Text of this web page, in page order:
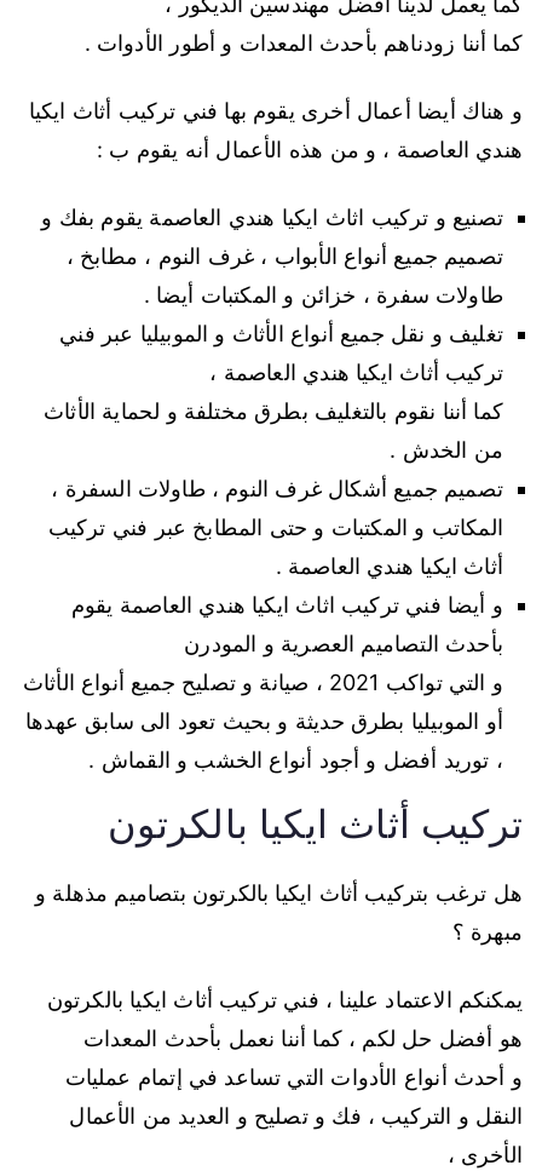
كما أننا زودناهم بأحدث المعدات و أطور الأدوات .
و هناك أيضا أعمال أخرى يقوم بها فني تركيب أثاث ايكيا
هندي العاصمة ، و من هذه الأعمال أنه يقوم ب :
تصنيع و تركيب اثاث ايكيا هندي العاصمة يقوم بفك و
تصميم جميع أنواع الأبواب ، غرف النوم ، مطابخ ،
طاولات سفرة ، خزائن و المكتبات أيضا .
تغليف و نقل جميع أنواع الأثاث و الموبيليا عبر فني
تركيب أثاث ايكيا هندي العاصمة ،
كما أننا نقوم بالتغليف بطرق مختلفة و لحماية الأثاث
من الخدش .
تصميم جميع أشكال غرف النوم ، طاولات السفرة ،
المكاتب و المكتبات و حتى المطابخ عبر فني تركيب
أثاث ايكيا هندي العاصمة .
و أيضا فني تركيب اثاث ايكيا هندي العاصمة يقوم
بأحدث التصاميم العصرية و المودرن
و التي تواكب 2021 ، صيانة و تصليح جميع أنواع الأثاث
أو الموبيليا بطرق حديثة و بحيث تعود الى سابق عهدها
، توريد أفضل و أجود أنواع الخشب و القماش .
تركيب أثاث ايكيا بالكرتون
هل ترغب بتركيب أثاث ايكيا بالكرتون بتصاميم مذهلة و
مبهرة ؟
يمكنكم الاعتماد علينا ، فني تركيب أثاث ايكيا بالكرتون
هو أفضل حل لكم ، كما أننا نعمل بأحدث المعدات
و أحدث أنواع الأدوات التي تساعد في إتمام عمليات
النقل و التركيب ، فك و تصليح و العديد من الأعمال
الأخرى ،